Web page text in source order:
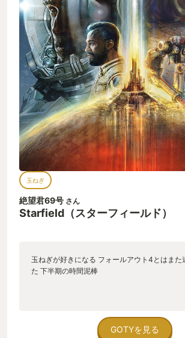
（スターボーン）の脅威にうち震え、その正体
リー 強くてニューゲームシステムと相俟って掘
みがある。 ◯Game Pass＋premiumアップグ
体はGamepassに入っているが、Bethesdaにな
わないといけない（謎の義務感）ので、アーリ
premiumアップグレードを購入、5日前倒して9
めた。到底我慢できなかったね。 そんなわけで
体験というBethesda初の試み、バチコリにおれ
した！最高！ おわり
玉ねぎ
絶望君69号 さん
Starfield（スターフィールド）
玉ねぎが好きになる フォールアウト4とはまた
た 下半期の時間泥棒
GOTYを見る